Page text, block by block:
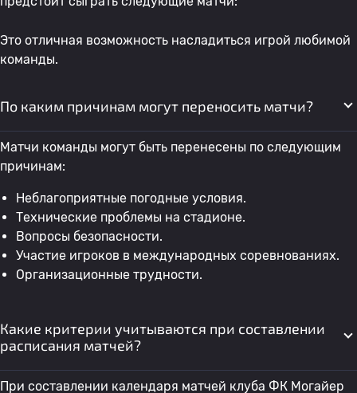
Это отличная возможность насладиться игрой любимой
команды.
По каким причинам могут переносить матчи?
Матчи команды могут быть перенесены по следующим
причинам:
Неблагоприятные погодные условия.
Технические проблемы на стадионе.
Вопросы безопасности.
Участие игроков в международных соревнованиях.
Организационные трудности.
Какие критерии учитываются при составлении
расписания матчей?
При составлении календаря матчей клуба ФК Могайер